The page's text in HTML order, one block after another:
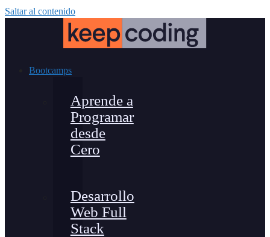
Saltar al contenido
Bootcamps
Aprende a
Programar
desde
Cero
Desarrollo
Web Full
Stack